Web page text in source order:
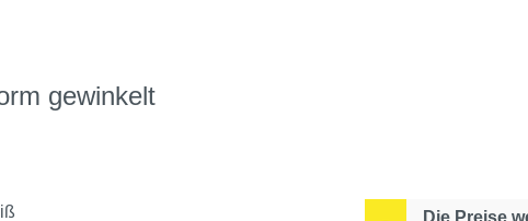
gewinkelt
Die Preise